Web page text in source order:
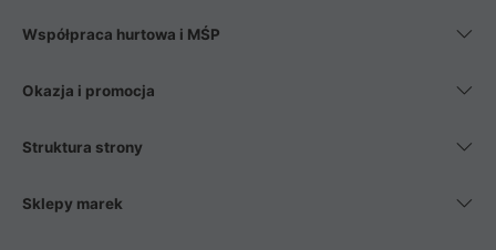
Współpraca hurtowa i MŚP
Okazja i promocja
Struktura strony
Sklepy marek